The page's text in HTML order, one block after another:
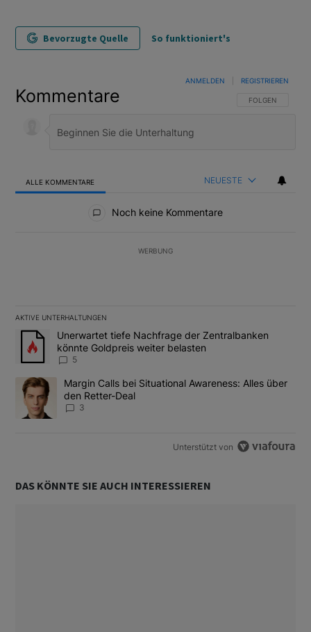
Bevorzugte Quelle So funktioniert's
Kommentare FOLGE DIESER
FOLGEN
ANMELDEN REGISTRIEREN
ALLE KOMMENTARE NEUESTE
Noch keine Kommentare
WERBUNG
AKTIVE UNTERHALTUNGEN
Das Folgende ist eine Liste der am meisten kommentierten
Ein Trendartikel mit dem Titel "Unerwartet tiefe Nachfrage der
Unerwartet tiefe Nachfrage der Zentralbanken
könnte Goldpreis weiter belasten
5
Ein Trendartikel mit dem Titel "Margin Calls bei Situational
Margin Calls bei Situational Awareness: Alles über
den Retter-Deal
3
Unterstützt von
DAS KÖNNTE SIE AUCH INTERESSIEREN